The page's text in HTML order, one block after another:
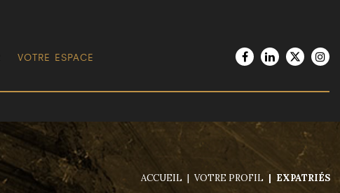
VOTRE ESPACE
ACCUEIL VOTRE PROFIL EXPATRIÉS